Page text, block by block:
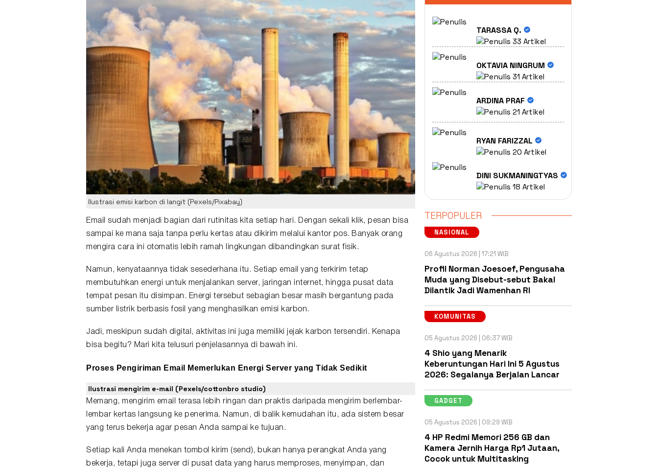
Ilustrasi emisi karbon di langit (Pexels/Pixabay)
Email
sudah menjadi bagian dari rutinitas kita setiap hari. Dengan sekali klik, pesan bisa
sampai ke mana saja tanpa perlu kertas atau dikirim melalui kantor pos. Banyak orang
mengira cara ini otomatis lebih ramah lingkungan dibandingkan surat fisik.
Namun, kenyataannya tidak sesederhana itu. Setiap email yang terkirim tetap
membutuhkan energi untuk menjalankan server, jaringan internet, hingga pusat data
tempat pesan itu disimpan. Energi tersebut sebagian besar masih bergantung pada
sumber listrik berbasis fosil yang menghasilkan emisi karbon .
Jadi, meskipun sudah digital, aktivitas ini juga memiliki jejak karbon tersendiri. Kenapa
bisa begitu? Mari kita telusuri penjelasannya di bawah ini.
Proses Pengiriman Email Memerlukan Energi Server yang Tidak Sedikit
Ilustrasi mengirim e-mail (Pexels/cottonbro studio)
Memang, mengirim email terasa lebih ringan dan praktis daripada mengirim berlembar-
lembar kertas langsung ke penerima. Namun, di balik kemudahan itu, ada sistem besar
yang terus bekerja agar pesan Anda sampai ke tujuan.
Setiap kali Anda menekan tombol kirim (send), bukan hanya perangkat Anda yang
bekerja, tetapi juga server di pusat data yang harus memproses, menyimpan, dan
TARASSA Q.
33 Artikel
OKTAVIA NINGRUM
31 Artikel
ARDINA PRAF
21 Artikel
RYAN FARIZZAL
20 Artikel
DINI SUKMANINGTYAS
18 Artikel
TERPOPULER
NASIONAL
06 Agustus 2026 | 17:21 WIB
Profil Norman Joesoef, Pengusaha
Muda yang Disebut-sebut Bakal
Dilantik Jadi Wamenhan RI
KOMUNITAS
05 Agustus 2026 | 06:37 WIB
4 Shio yang Menarik
Keberuntungan Hari Ini 5 Agustus
2026: Segalanya Berjalan Lancar
GADGET
05 Agustus 2026 | 09:29 WIB
4 HP Redmi Memori 256 GB dan
Kamera Jernih Harga Rp1 Jutaan,
Cocok untuk Multitasking